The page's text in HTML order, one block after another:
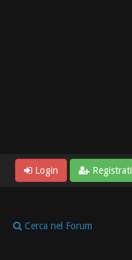
Login Registrati
Cerca nel Forum